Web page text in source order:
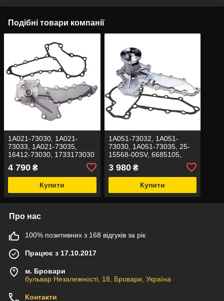
Подібні товари компанії
1A021-73030, 1A021-
73033, 1A021-73035,
16412-73030, 1733173030
Насос водяний (помпа) на
Kubota
4 790 ₴
Купити
1A051-73032, 1A051-
73030, 1A051-73035, 25-
15568-00SV, 6685105,
6684865 Насос водяний
(помпа) на Kubota
3 980₴
Купити
Про нас
100% позитивних з 168 відгуків за рік
Працює з 17.10.2017
м. Бровари
бульвар Незалежності, 18, Бровари, Україна
Контакти